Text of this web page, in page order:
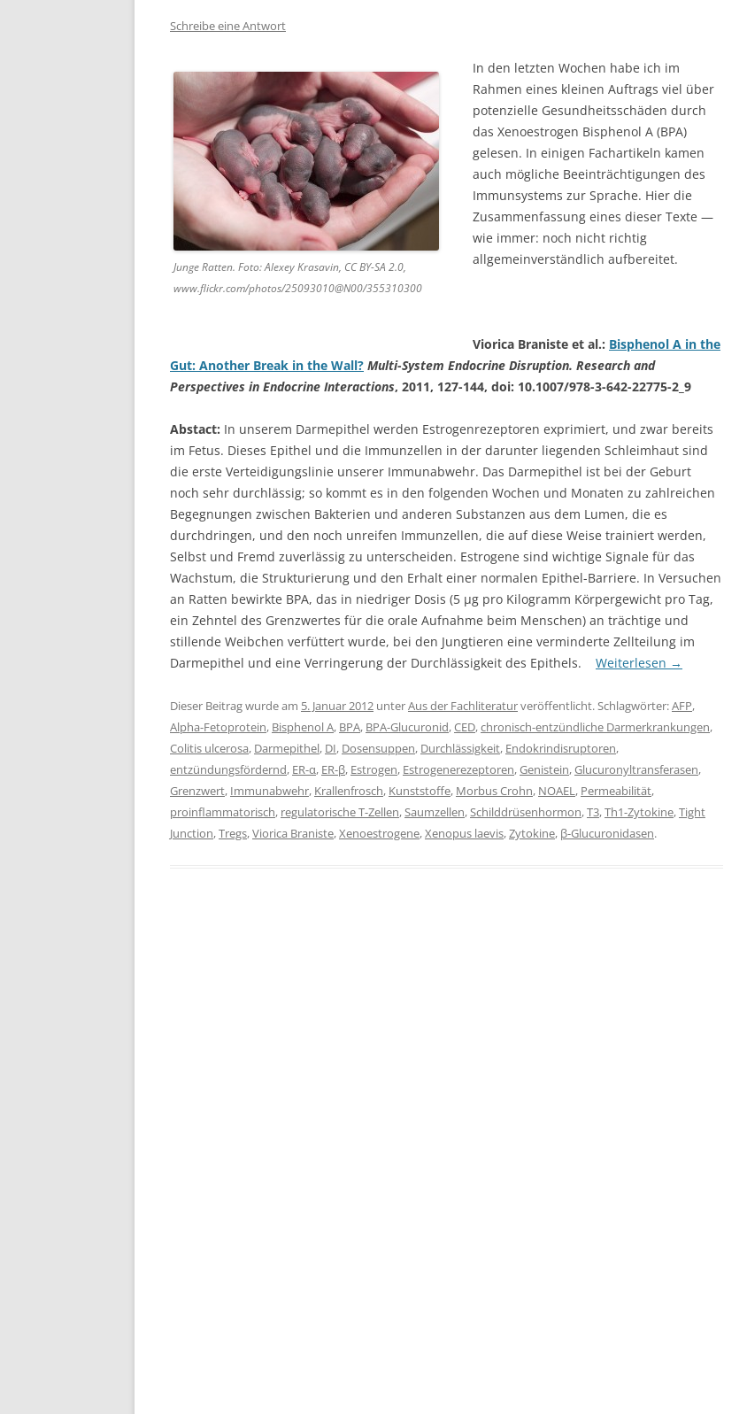
Schreibe eine Antwort
Junge Ratten. Foto: Alexey Krasavin, CC BY-SA 2.0,
www.flickr.com/photos/25093010@N00/355310300
In den letzten Wochen habe ich im
Rahmen eines kleinen Auftrags viel über
potenzielle Gesundheitsschäden durch
das Xenoestrogen Bisphenol A (BPA)
gelesen. In einigen Fachartikeln kamen
auch mögliche Beeinträchtigungen des
Immunsystems zur Sprache. Hier die
Zusammenfassung eines dieser Texte —
wie immer: noch nicht richtig
allgemeinverständlich aufbereitet.
Viorica Braniste et al.: Bisphenol A in the
Gut: Another Break in the Wall? Multi-System Endocrine Disruption. Research and
Perspectives in Endocrine Interactions, 2011, 127-144, doi: 10.1007/978-3-642-22775-2_9
Abstact: In unserem Darmepithel werden Estrogenrezeptoren exprimiert, und zwar bereits
im Fetus. Dieses Epithel und die Immunzellen in der darunter liegenden Schleimhaut sind
die erste Verteidigungslinie unserer Immunabwehr. Das Darmepithel ist bei der Geburt
noch sehr durchlässig; so kommt es in den folgenden Wochen und Monaten zu zahlreichen
Begegnungen zwischen Bakterien und anderen Substanzen aus dem Lumen, die es
durchdringen, und den noch unreifen Immunzellen, die auf diese Weise trainiert werden,
Selbst und Fremd zuverlässig zu unterscheiden. Estrogene sind wichtige Signale für das
Wachstum, die Strukturierung und den Erhalt einer normalen Epithel-Barriere. In Versuchen
an Ratten bewirkte BPA, das in niedriger Dosis (5 µg pro Kilogramm Körpergewicht pro Tag,
ein Zehntel des Grenzwertes für die orale Aufnahme beim Menschen) an trächtige und
stillende Weibchen verfüttert wurde, bei den Jungtieren eine verminderte Zellteilung im
Darmepithel und eine Verringerung der Durchlässigkeit des Epithels. Weiterlesen →
Dieser Beitrag wurde am 5. Januar 2012 unterAus der Fachliteraturveröffentlicht. Schlagwörter:AFP,
Alpha-Fetoprotein, Bisphenol A, BPA, BPA-Glucuronid,CED,chronisch-entzündliche Darmerkrankungen,
Colitis ulcerosa, Darmepithel, DI, Dosensuppen, Durchlässigkeit, Endokrindisruptoren,
entzündungsfördernd, ER-α, ER-β, Estrogen, Estrogenerezeptoren,Genistein,Glucuronyltransferasen,
Grenzwert, Immunabwehr, Krallenfrosch, Kunststoffe, Morbus Crohn, NOAEL, Permeabilität,
proinflammatorisch, regulatorische T-Zellen,Saumzellen,Schilddrüsenhormon,T3,Th1-Zytokine,Tight
Junction,Tregs,Viorica Braniste,Xenoestrogene,Xenopus laevis,Zytokine, β-Glucuronidasen.